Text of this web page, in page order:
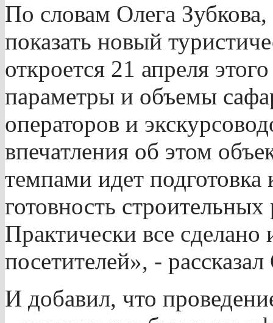
По словам Олега Зубкова,
показать новый
откроется 21 апреля
параметры и объемы
операторов и
впечатления об этом
темпами идет
готовность
Практически все сделано
посетителей», -
И добавил, что